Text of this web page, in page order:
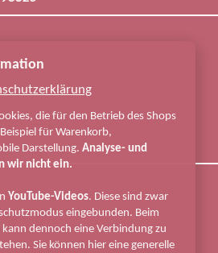
die für den Betrieb des Shops
für Warenkorb,
Darstellung. Analyse- und
wir nicht ein.
YouTube-Videos. Diese sind zwar
eingebunden. Beim
dennoch eine Verbindung zu
Sie können hier eine generelle